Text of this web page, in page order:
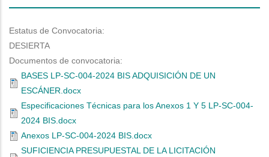
Estatus de Convocatoria:
DESIERTA
Documentos de convocatoria:
BASES LP-SC-004-2024 BIS ADQUISICIÓN DE UN
ESCÁNER.docx
Especificaciones Técnicas para los Anexos 1 Y 5 LP-SC-004-
2024 BIS.docx
Anexos LP-SC-004-2024 BIS.docx
SUFICIENCIA PRESUPUESTAL DE LA LICITACIÓN